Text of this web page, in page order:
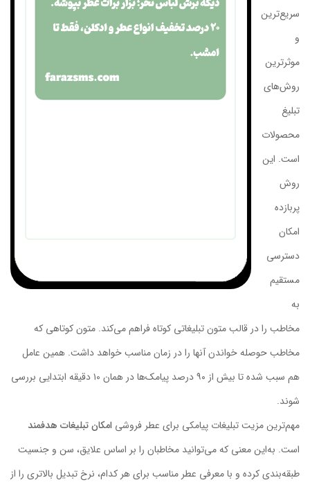
سریع‌ترین
و
موثرترین
روش‌های
تبلیغ
محصولات
است. این
روش
پربازده
امکان
دسترسی
مستقیم
به
مخاطب را در قالب متون تبلیغاتی کوتاه فراهم می‌کند. متون کوتاهی که
مخاطب حوصله خواندن آنها را در زمان مناسب خواهد داشت. همین عامل
هم سبب شده تا بیش از ۹۰ درصد پیامک‌ها در همان ۱۰ دقیقه ابتدایی بررسی
شوند.
مهم‌ترین مزیت تبلیغات پیامکی برای عطر فروشی امکان تبلیغات هدفمند
است. به‌این معنی که می‌توانید مخاطبان را بر اساس علایق، سن و جنسیت
طبقه‌بندی کرده و با معرفی عطر مناسب برای هر کدام، نرخ تبدیل بالاتری را از